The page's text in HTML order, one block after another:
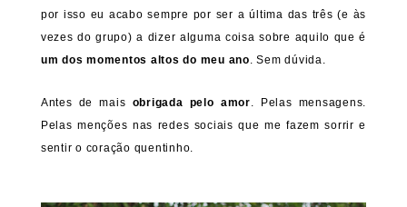
por isso eu acabo sempre por ser a última das três (e às
vezes do grupo) a dizer alguma coisa sobre aquilo que é
um dos momentos altos do meu ano. Sem dúvida.
Antes de mais obrigada pelo amor. Pelas mensagens.
Pelas menções nas redes sociais que me fazem sorrir e
sentir o coração quentinho.